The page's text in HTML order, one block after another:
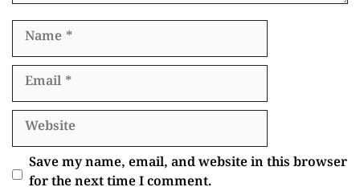
Name
Email
Website
Save my name, email, and website in this browser